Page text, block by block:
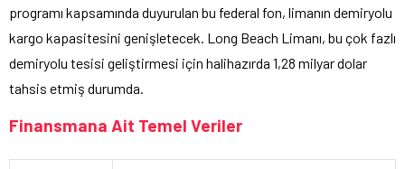
programı kapsamında duyurulan bu federal fon, limanın demiryolu
kargo kapasitesini genişletecek. Long Beach Limanı, bu çok fazlı
demiryolu tesisi geliştirmesi için halihazırda 1,28 milyar dolar
tahsis etmiş durumda.
Finansmana Ait Temel Veriler